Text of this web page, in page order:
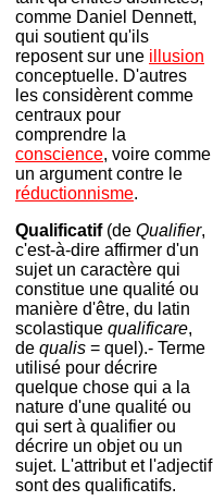
comme Daniel Dennett,
qui soutient qu'ils
reposent sur une illusion
conceptuelle. D'autres
les considèrent comme
centraux pour
comprendre la
conscience, voire comme
un argument contre le
réductionnisme.
Qualificatif(de Qualifier,
c'est-à-dire affirmer d'un
sujet un caractère qui
constitue une qualité ou
manière d'être, du latin
scolastique qualificare,
de qualis = quel).- Terme
utilisé pour décrire
quelque chose qui a la
nature d'une qualité ou
qui sert à qualifier ou
décrire un objet ou un
sujet. L'attribut et l'adjectif
sont des qualificatifs.